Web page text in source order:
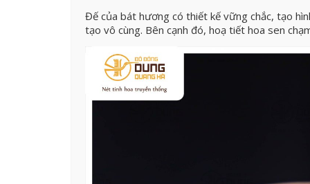
Đế của bát hương có thiết kế vững chắc, tạo
tạo vô cùng. Bên cạnh đó, hoạ tiết hoa sen